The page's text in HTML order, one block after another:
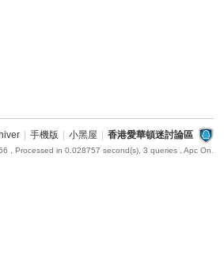
手機版 小黑屋 香港愛華頓迷討論區
, Processed in 0.028757 second(s), 3 queries , Apc On.